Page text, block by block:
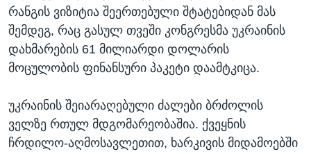
რანგის ვიზიტია შეერთებული შტატებიდან მას
შემდეგ, რაც გასულ თვეში კონგრესმა უკრაინის
დახმარების 61 მილიარდი დოლარის
მოცულობის ფინანსური პაკეტი დაამტკიცა.
უკრაინის შეიარაღებული ძალები ბრძოლის
ველზე რთულ მდგომარეობაშია. ქვეყნის
ჩრდილო-აღმოსავლეთით, ხარკივის მიდამოებში